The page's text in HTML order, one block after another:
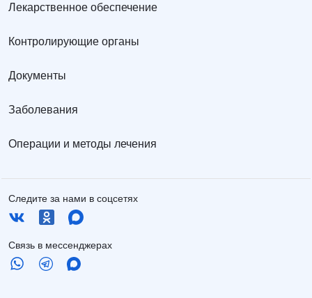
Лекарственное обеспечение
Контролирующие органы
Документы
Заболевания
Операции и методы лечения
Следите за нами в соцсетях
Связь в мессенджерах